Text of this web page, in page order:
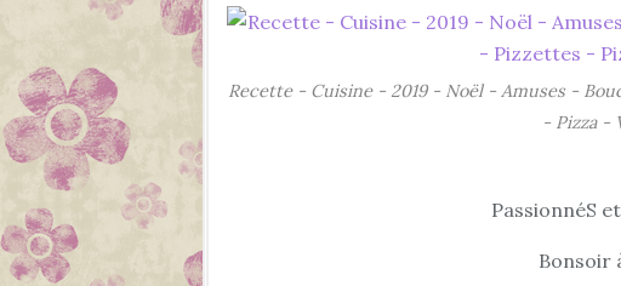
Recette - Cuisine - 2019 - Noël - Amuses -
- Pizza -
PassionnéS
Bonsoir